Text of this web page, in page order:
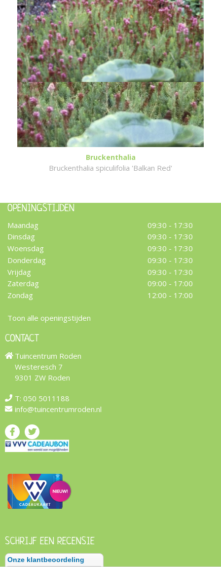
Bruckenthalia
Bruckenthalia spiculifolia 'Balkan Red'
OPENINGSTIJDEN
Maandag
09:30 - 17:30
Dinsdag
09:30 - 17:30
Woensdag
09:30 - 17:30
Donderdag
09:30 - 17:30
Vrijdag
09:30 - 17:30
Zaterdag
09:00 - 17:00
Zondag
12:00 - 17:00
Toon alle openingstijden
CONTACT
Tuincentrum Roden
Westeresch 7
9301 ZW Roden
T: 050 5011188
info@tuincentrumroden.nl
SCHRIJF EEN RECENSIE